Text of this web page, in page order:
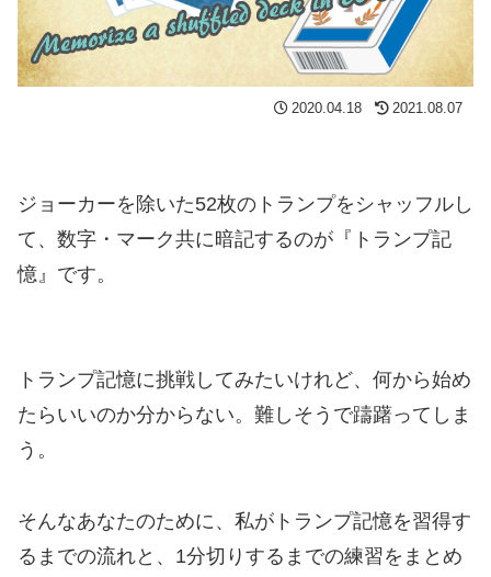
2020.04.18 2021.08.07
ジョーカーを除いた52枚のトランプをシャッフルし
て、数字・マーク共に暗記するのが『トランプ記
憶』です。
トランプ記憶に挑戦してみたいけれど、何から始め
たらいいのか分からない。難しそうで躊躇ってしま
う。
そんなあなたのために、私がトランプ記憶を習得す
るまでの流れと、1分切りするまでの練習をまとめ